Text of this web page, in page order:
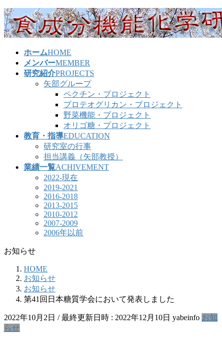
コ
ン
テ
ナ
ビ
ゲ
ホームHOME
メンバーMEMBER
研究紹介PROJECTS
矢部グループ
ペクチン・プロジェクト
プロテオグリカン・プロジェクト
野菜機能・プロジェクト
オリゴ糖・プロジェクト
教育・指導EDUCATION
研究室の行事
担当講義（矢部教授）
業績一覧ACHIVEMENT
2022-現在
2019-2021
2016-2018
2013-2015
2010-2012
2007-2009
2006年以前
お知らせ
HOME
お知らせ
お知らせ
第41回日本糖質学会において発表しました
2022年10月2日 / 最終更新日時 : 2022年12月10日 yabeinfo お知
らせ